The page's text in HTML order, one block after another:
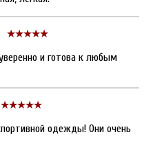
и готова к любым
одежды! Они очень